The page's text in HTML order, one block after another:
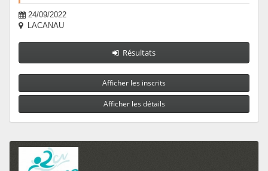
24/09/2022
LACANAU
Résultats
Afficher les inscrits
Afficher les détails